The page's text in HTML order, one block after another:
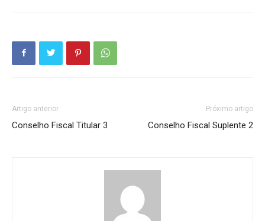
Artigo anterior
Conselho Fiscal Titular 3
Próximo artigo
Conselho Fiscal Suplente 2